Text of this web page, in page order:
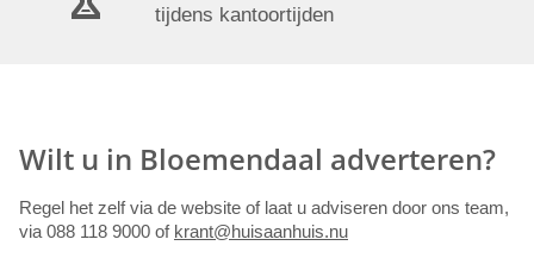
tijdens kantoortijden
Wilt u in Bloemendaal adverteren?
Regel het zelf via de website of laat u adviseren door ons team,
via 088 118 9000 of krant@huisaanhuis.nu